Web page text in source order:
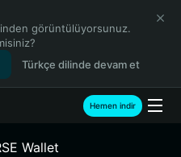
görüntülüyorsunuz.
Türkçe dilinde devam et
Hemen indir
Wallet